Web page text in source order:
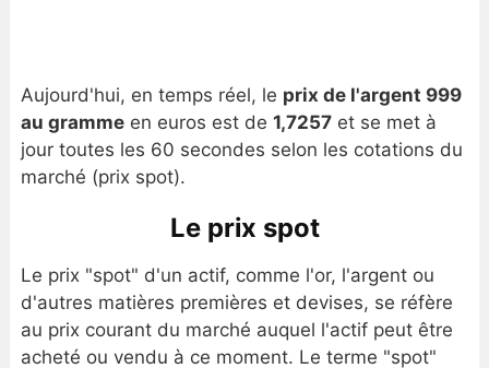
Aujourd'hui, en temps réel, le prix de l'argent 999
au grammeen euros est de 1,7257et se met à
jour toutes les 60 secondes selon les cotations du
marché (prix spot).
Le prix spot
Le prix "spot" d'un actif, comme l'or, l'argent ou
d'autres matières premières et devises, se réfère
au prix courant du marché auquel l'actif peut être
acheté ou vendu à ce moment. Le terme "spot"